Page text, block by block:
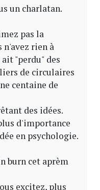
un charlatan.
pas la
n'avez rien à
"perdu" des
de circulaires
centaine de
des idées.
d'importance
en psychologie.
burn cet aprèm
excitez, plus